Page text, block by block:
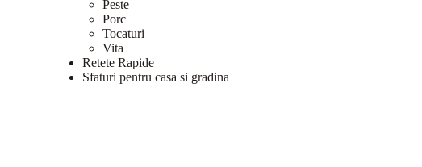
Peste
Porc
Tocaturi
Vita
Retete Rapide
Sfaturi pentru casa si gradina